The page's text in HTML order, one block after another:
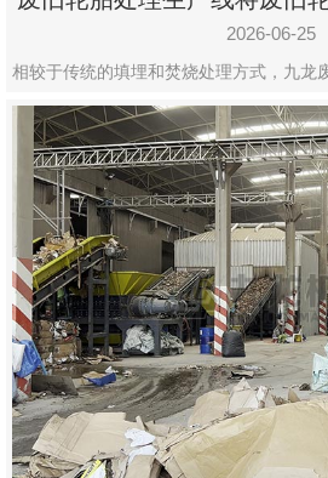
资源
2026-06-25
相较于传统的填埋和焚烧处理方式，九龙